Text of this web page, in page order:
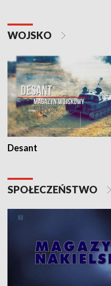
WOJSKO
Desant
SPOŁECZEŃSTWO